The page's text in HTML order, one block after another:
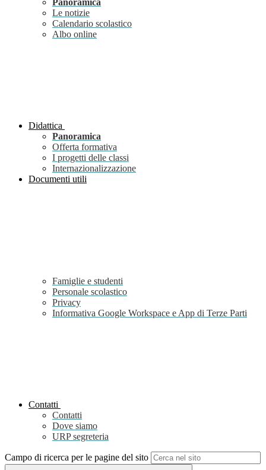
Panoramica
Le notizie
Calendario scolastico
Albo online
Didattica
Panoramica
Offerta formativa
I progetti delle classi
Internazionalizzazione
Documenti utili
Famiglie e studenti
Personale scolastico
Privacy
Informativa Google Workspace e App di Terze Parti
Contatti
Contatti
Dove siamo
URP segreteria
Campo di ricerca per le pagine del sito